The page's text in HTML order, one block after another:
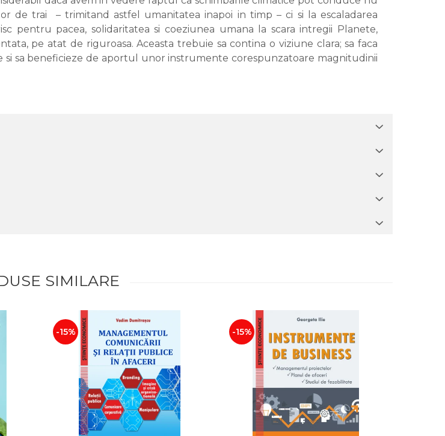
de trai – trimitand astfel umanitatea inapoi in timp – ci si la escaladarea
pentru pacea, solidaritatea si coeziunea umana la scara intregii Planete,
pe atat de riguroasa. Aceasta trebuie sa contina o viziune clara; sa faca
si sa beneficieze de aportul unor instrumente corespunzatoare magnitudinii
SIMILARE
-15% -15%